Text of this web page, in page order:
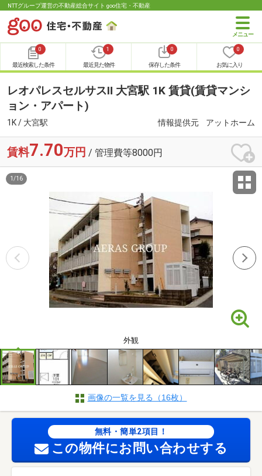
NTTグループ運営の不動産総合サイト goo住宅・不動産
0
最近検索した条件
1
最近見た物件
0
保存した条件
0
お気に入り
レオパレスセルサスⅡ 大宮駅 1K 賃貸(賃貸マンシ
ョン・アパート)
1K / 大宮駅 情報提供元 アットホーム
賃料7.70万円 / 管理費等8000円
外観
1 /16
画像の一覧を見る（16枚）
無料・簡単2項目！
この物件にお問い合わせする